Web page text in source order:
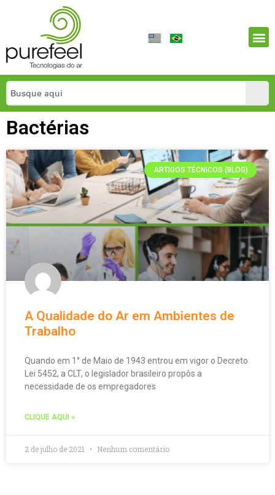
Bactérias
ARTIGOS TÉCNICOS (BLOG)
A Qualidade do Ar em Ambientes de
Trabalho
Quando em 1° de Maio de 1943 entrou em vigor o Decreto
Lei 5452, a CLT, o legislador brasileiro propôs a
necessidade de os empregadores
CLIQUE AQUI »
2 de julho de 2021 Nenhum comentário